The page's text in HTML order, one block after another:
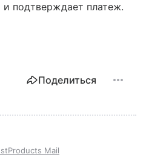
подтверждает платеж.
Поделиться
Mail